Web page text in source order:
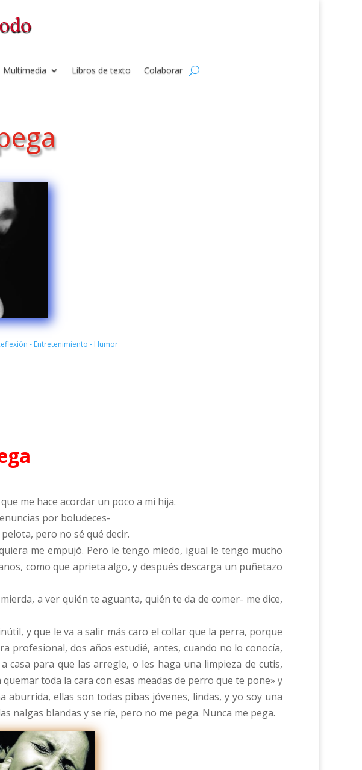
Multimedia Libros de texto Colaborar
- Entretenimiento - Humor
me hace acordar un poco a mi hija.
por boludeces-
pero no sé qué decir.
me empujó. Pero le tengo miedo, igual le tengo mucho
como que aprieta algo, y después descarga un puñetazo
a ver quién te aguanta, quién te da de comer- me dice,
y que le va a salir más caro el collar que la perra, porque
profesional, dos años estudié, antes, cuando no lo conocía,
casa para que las arregle, o les haga una limpieza de cutis,
toda la cara con esas meadas de perro que te pone» y
ellas son todas pibas jóvenes, lindas, y yo soy una
nalgas blandas y se ríe, pero no me pega. Nunca me pega.